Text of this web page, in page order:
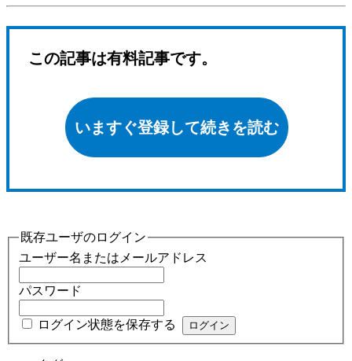
この記事は有料記事です。
いますぐ登録して続きを読む
既存ユーザのログイン
ユーザー名またはメールアドレス
パスワード
ログイン状態を保存する